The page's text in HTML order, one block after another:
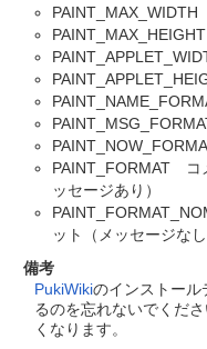
PAINT_FORMAT コ
ッセージあり）
ット（メッセージなし
備考
PukiWikiのインストール
るのを忘れないでくだ
くなります。